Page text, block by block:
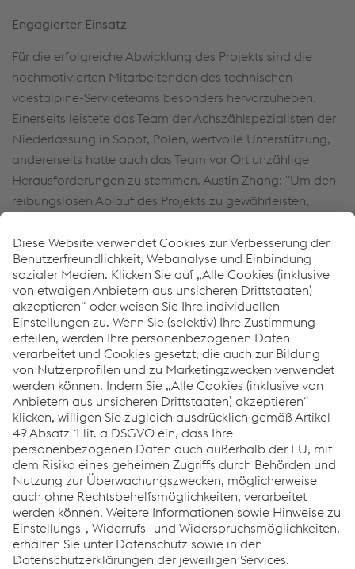
Engagierter Einsatz
Für die erfolgreiche Abwicklung des Projekts sind die
hochmotivierten Mitarbeitenden des technischen
voestalpine-Serviceteams besonders hervorzuheben.
Einerseits leistete das Team der Achszählspezialisten der
Niederlassung in Sopot, Polen, wertvolle Unterstützung,
andererseits hatte auch das Team vor Ort unzählige
Herausforderungen zu stemmen. Austin Zhang: "Um den
reibungslosen Ablauf des Projekts zu gewährleisten,
Einsatz. Trotz schwieriger Umstände durch die Pandemie."
Wie können wir Ihnen helfen?
Wenn Sie Fragen haben oder zusätzliche Informationen
benötigen, können Sie sich gerne jederzeit an uns
wenden.
Wir helfen Ihnen gerne weiter!
KONTAKTIEREN SIE UNS
Links
Systemlösungen
Karriere